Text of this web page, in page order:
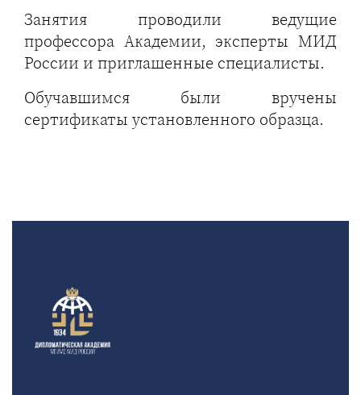
Занятия проводили ведущие
профессора Академии, эксперты МИД
России и приглашенные специалисты.
Обучавшимся были вручены
сертификаты установленного образца.